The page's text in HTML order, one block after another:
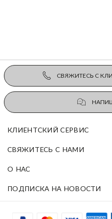
СВЯЖИТЕСЬ С
КЛИЕНТСКИЙ СЕРВИС
СВЯЖИТЕСЬ С НАМИ
О НАС
ПОДПИСКА НА НОВОСТИ